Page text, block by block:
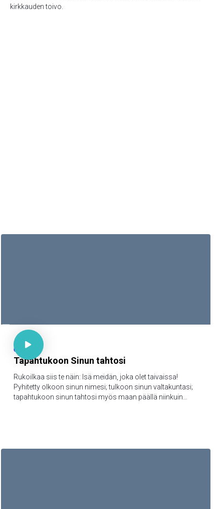
kirkkauden toivo.
Matt 6:9-13

65
Tapahtukoon Sinun tahtosi
Rukoilkaa siis te näin: Isä meidän, joka olet taivaissa!
Pyhitetty olkoon sinun nimesi; tulkoon sinun valtakuntasi;
tapahtukoon sinun tahtosi myös maan päällä niinkuin
pahasta, [sillä sinun on valtakunta ja voima ja kunnia